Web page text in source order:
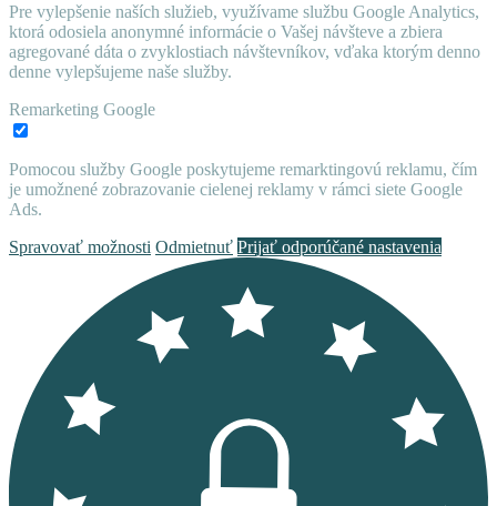
Pre vylepšenie naších služieb, využívame službu Google Analytics,
ktorá odosiela anonymné informácie o Vašej návšteve a zbiera
agregované dáta o zvyklostiach návštevníkov, vďaka ktorým denno
denne vylepšujeme naše služby.
Remarketing Google
Pomocou služby Google poskytujeme remarktingovú reklamu, čím
je umožnené zobrazovanie cielenej reklamy v rámci siete Google
Ads.
Spravovať možnosti Odmietnuť Prijať odporúčané nastavenia